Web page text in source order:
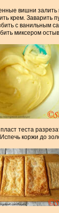
вишни залить
крем. Заварить
с ванильным
миксером
теста
коржи до